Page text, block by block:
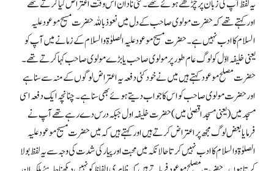
یہ لفظ آپ کی زبان پر چڑھے ہوئے تھے۔ کئی نادان اس وقت اعتراض کیا کرتے تھے
اور کہتے تھے کہ حضرت مولوی صاحب کے دل میں نعوذ باللہ حضرت مسیح موعود علیہ
السلام کا ادب نہیں ہے۔ حضرت مسیح موعود علیہ الصلوٰۃ والسلام کے زمانے میں آپ کو
یعنی خلیفہ اوّل کو لوگ عام طور پر مولوی صاحب یا بڑے مولوی صاحب کہا کرتے تھے۔
حضرت مصلح موعود کہتے ہیں میں نے خود کئی دفعہ یہ اعتراض لوگوں کے منہ سے سنا ہے
اور حضرت مولوی صاحب کو اس کا جواب دیتے ہوئے بھی سنا ہے۔ چنانچہ ایک دفعہ اسی
مسجد میں (یعنی مسجد اقصیٰ میں ) حضرت خلیفہ اول جبکہ درس دے رہے تھے آپ نے
فرمایا بعض لوگ مجھ پر اعتراض کرتے ہیں اور کہتے ہیں کہ میں حضرت مسیح موعود علیہ
الصلوٰۃ والسلام کا ادب نہیں کرتا حالانکہ میں محبت اور پیار کی شدت کی وجہ سے یہ لفظ بولا